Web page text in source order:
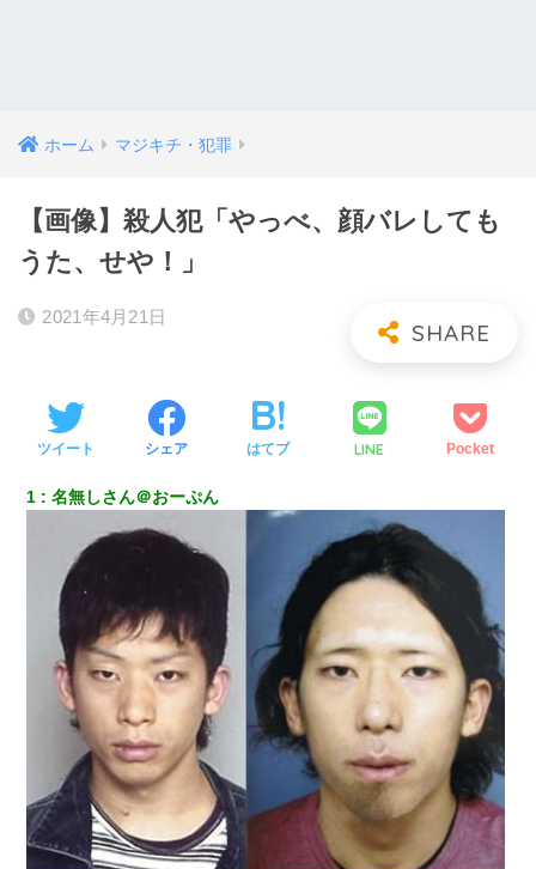
ホーム マジキチ・犯罪
【画像】殺人犯「やっべ、顔バレしても
うた、せや！」
2021年4月21日
ツイート シェア はてブ LINE Pocket
1 名無しさん＠おーぷん